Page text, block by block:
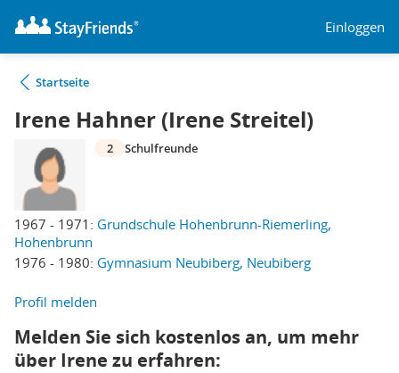
Einloggen
Startseite
Irene Hahner (Irene Streitel)
1967 - 1971: Grundschule Hohenbrunn-Riemerling,
Hohenbrunn
1976 - 1980: Gymnasium Neubiberg, Neubiberg
2 Schulfreunde
Profil melden
Melden Sie sich kostenlos an, um mehr
über Irene zu erfahren: